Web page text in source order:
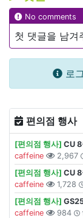
No comments
첫 댓글을 남겨
로
편의점 행사
[편의점 행사] CU 8
caffeine
2,967
[편의점 행사] CU 8
caffeine
1,728
[편의점 행사]
caffeine
984